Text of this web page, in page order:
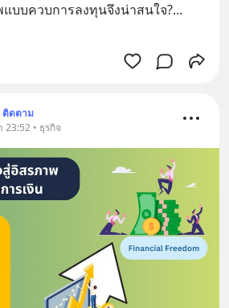
บบควบการลงทุนจึงน่าสนใจ?
ติดตาม
23:52 • ธุรกิจ